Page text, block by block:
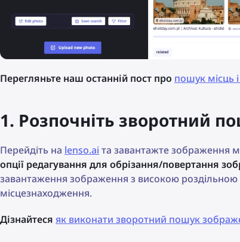
Перегляньте наш останній пост про пошук місць
1. Розпочніть зворотний
Перейдіть на lenso.ai та завантажте зображення
опції редагування для обрізання/повертання
завантаження зображення з високою
місцезнаходження.
Дізнайтеся як виконати зворотний пошук